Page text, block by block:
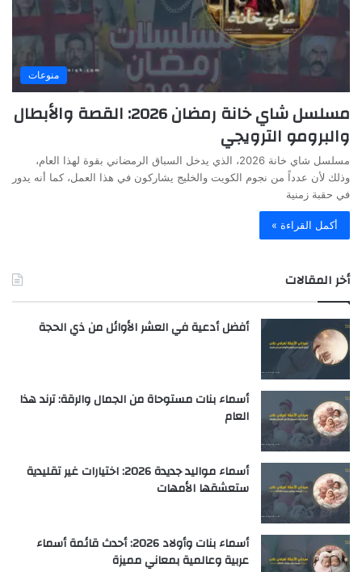
منوعات
مسلسل شاي خانة رمضان 2026: القصة والأبطال
والبرومو الترويجي
مسلسل شاي خانة 2026، الذي يدخل السباق الرمضاني بقوة لهذا العام،
وذلك لأن عدداً من نجوم الكويت والخليج يشاركون في هذا العمل، كما أنه يدور
في حقبة زمنية
أكمل القراءة »
أخر المقالات
أفضل أدعية في العشر الأوائل من ذي الحجة
أسماء بنات مستوحاة من الجمال والرقة: ترند هذا
العام
أسماء مواليد جديدة 2026: اختيارات غير تقليدية
ستعشقها الأمهات
أسماء بنات وأولاد 2026: أحدث قائمة أسماء
عربية وعالمية بمعاني مميزة